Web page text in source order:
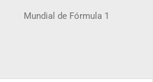
Mundial de Fórmula 1